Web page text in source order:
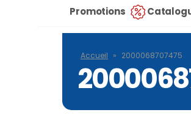
Promotions
Accueil » 2000068707475